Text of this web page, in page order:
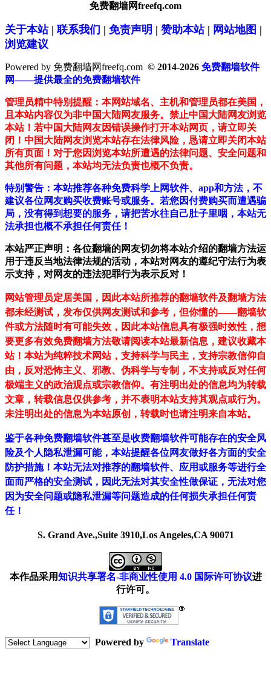
免费翻墙网freefq.com
关于本站| 联系我们 | 免责声明 | 赞助本站| 网站地图 |
浏览建议
Powered by 免费翻墙网freefq.com © 2014-2026 免费翻墙软件
网——提供最全的免费翻墙软件
管理员精中特别提醒：本网站域名、主机和管理员都在美国，
且本站内容仅为非中国大陆网友服务。禁止中国大陆网友浏览
本站！若中国大陆网友因错误操作打开本站网页，请立即关
闭！中国大陆网友浏览本站存在法律风险，恳请立即关闭本站
所有页面！对于您因浏览本站所遭遇的法律问题、安全问题和
其他所有问题，本站均无法负责也概不负责。
特别警告：本站推荐各种免费科学上网软件、app和方法，不
建议各位网友购买收费账号或服务。若您因付费购买而遭遇骗
局，没有得到想要的服务，请把苦水往自己肚子里咽，本站无
法承担也概不承担任何责任！
本站严正声明：各位翻墙的网友切勿将本站介绍的翻墙方法运
用于违反当地法律法规的活动，本站对网友的遵纪守法行为表
示支持，对网友的违法犯罪行为表示反对！
网站管理员定居美国，因此本站所推荐的翻墙软件及翻墙方法
都未经测试，发布仅供网友测试和参考，但你懂的——翻墙软
件或方法随时有可能失效，因此本站信息具有极强时效性，想
要更多有效免费翻墙方法敬请阅读本站最新信息，建议收藏本
站！ 本站为纯粹技术网站，支持科学与民主，支持宗教信仰自
由，反对恐怖主义、邪教、伪科学与专制，不支持或反对任何
极端主义的政治观点或宗教信仰。有注明出处的信息均为转载
文章，转载信息仅供参考，并不表明本站支持其观点或行为。
未注明出处的信息为本站原创，转载时也请注明来自本站。
鉴于各种免费翻墙软件甚至是收费翻墙软件可能存在的安全风
险及个人隐私泄漏可能，本站提醒各位网友做好各方面的安全
防护措施！本站无法对推荐的翻墙软件、应用或服务等进行全
面而严格的安全测试，因此无法对其安全性做保证，无法对您
因为安全问题或隐私泄漏等问题造成的任何损失承担任何责
任！
S. Grand Ave.,Suite 3910,Los Angeles,CA 90071
本作品采用知识共享署名-非商业性使用 4.0 国际许可协议进
行许可。
Powered by Translate